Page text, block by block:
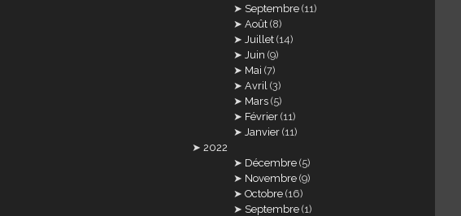
Septembre (11)
Août (8)
Juillet (14)
Juin (9)
Mai (7)
Avril (3)
Mars (5)
Février (11)
Janvier (11)
2022
Décembre (5)
Novembre (9)
Octobre (16)
Septembre (1)